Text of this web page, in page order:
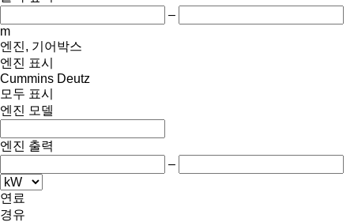
–
m
엔진, 기어박스
엔진 표시
Cummins Deutz
모두 표시
엔진 모델
엔진 출력
–
연료
경유